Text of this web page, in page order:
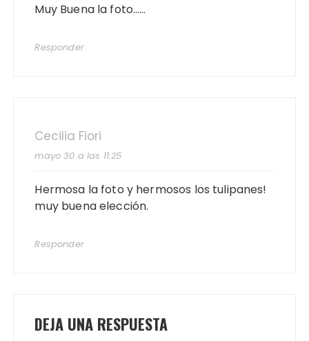
Muy Buena la foto……
Responder
Cecilia Fiori
mayo 30 a las 11:25
Hermosa la foto y hermosos los tulipanes!
muy buena elección.
Responder
DEJA UNA RESPUESTA